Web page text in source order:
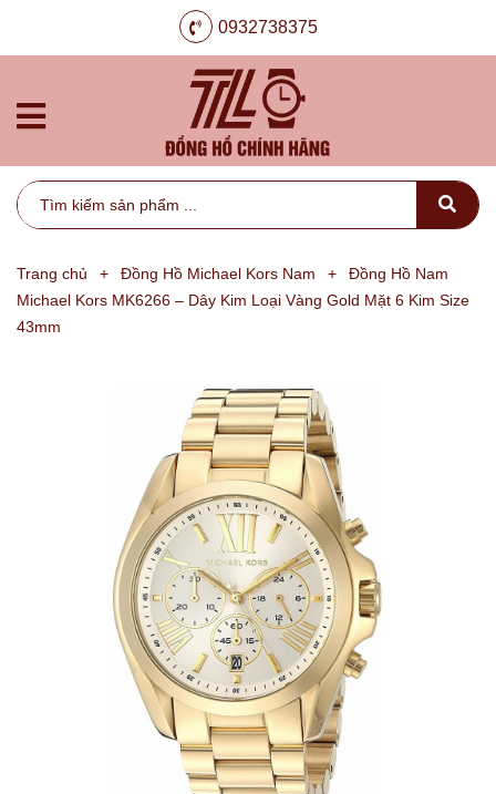
0932738375
Trang chủ + Đồng Hồ Michael Kors Nam +
Đồng Hồ Nam
Michael Kors MK6266 – Dây Kim Loại Vàng Gold Mặt 6 Kim Size
43mm